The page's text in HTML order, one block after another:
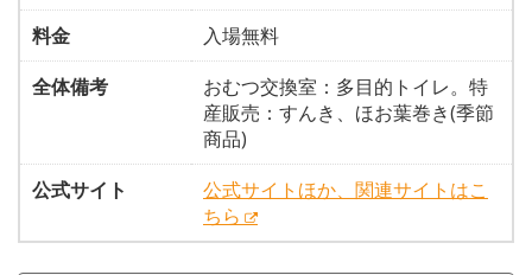
料金
入場無料
全体備考
おむつ交換室：多目的トイレ。特
産販売：すんき、ほお葉巻き(季節
商品)
公式サイト
公式サイトほか、関連サイトはこ
ちら